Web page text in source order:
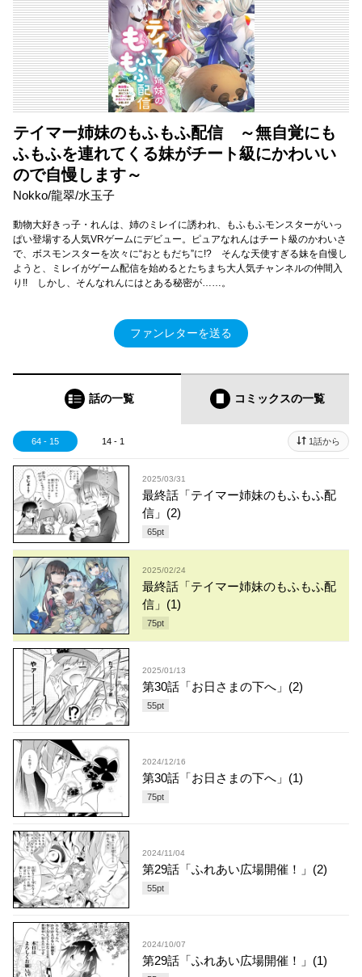
テイマー姉妹のもふもふ配信 ～無自覚にも
ふもふを連れてくる妹がチート級にかわいい
ので自慢します～
Nokko/龍翠/水玉子
動物大好きっ子・れんは、姉のミレイに誘われ、もふもふモンスターがいっ
ぱい登場する人気VRゲームにデビュー。ピュアなれんはチート級のかわいさ
で、ボスモンスターを次々に“おともだち”に!? そんな天使すぎる妹を自慢し
ようと、ミレイがゲーム配信を始めるとたちまち大人気チャンネルの仲間入
り!! しかし、そんなれんにはとある秘密が……。
ファンレターを送る
話の一覧 コミックスの一覧
64 - 15 14 - 1 1話から
2025/03/31
最終話「テイマー姉妹のもふもふ配
信」(2)
65pt
2025/02/24
最終話「テイマー姉妹のもふもふ配
信」(1)
75pt
2025/01/13
第30話「お日さまの下へ」(2)
55pt
2024/12/16
第30話「お日さまの下へ」(1)
75pt
2024/11/04
第29話「ふれあい広場開催！」(2)
55pt
2024/10/07
第29話「ふれあい広場開催！」(1)